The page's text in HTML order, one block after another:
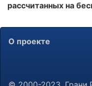
рассчитанных на
О проекте